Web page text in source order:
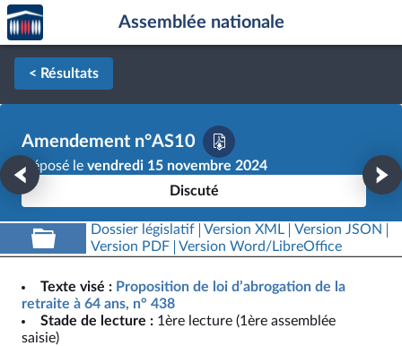
Aller au contenu
Aller en bas de la page
Accèder
à la
page
d'accueil
Assemblée nationale
< Résultats
Amendement n°AS10
Déposé le vendredi 15 novembre 2024
Discuté
Dossier législatif Version XML
Version JSON
Version PDF
Version Word/LibreOffice
Texte visé : Proposition de loi d’abrogation de la
retraite à 64 ans, n° 438
Stade de lecture : 1ère lecture (1ère assemblée
saisie)